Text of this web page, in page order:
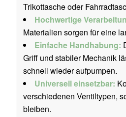
Trikottasche oder
Hochwertige
Materialien sorgen für eine
Einfache Handhabung:
Griff und stabiler Mechanik
schnell wieder aufpumpen.
Universell einsetzbar:
verschiedenen Ventiltypen,
bleiben.